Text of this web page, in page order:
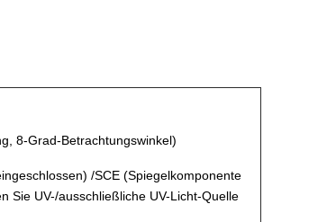
8-Grad-Betrachtungswinkel)
/SCE (Spiegelkomponente
Sie UV-/ausschließliche UV-Licht-Quelle